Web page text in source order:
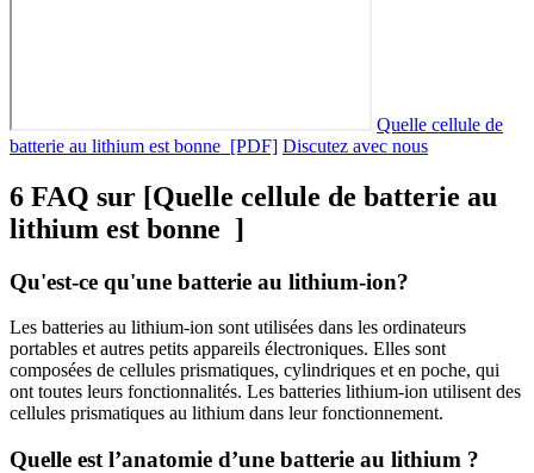
Quelle cellule de
batterie au lithium est bonne [PDF] Discutez avec nous
6 FAQ sur [Quelle cellule de batterie au
lithium est bonne ]
Qu'est-ce qu'une batterie au lithium-ion?
Les batteries au lithium-ion sont utilisées dans les ordinateurs
portables et autres petits appareils électroniques. Elles sont
composées de cellules prismatiques, cylindriques et en poche, qui
ont toutes leurs fonctionnalités. Les batteries lithium-ion utilisent des
cellules prismatiques au lithium dans leur fonctionnement.
Quelle est l’anatomie d’une batterie au lithium ?